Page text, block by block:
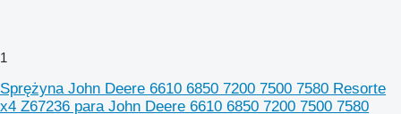
1
Sprężyna John Deere 6610 6850 7200 7500 7580 Resorte
x4 Z67236 para John Deere 6610 6850 7200 7500 7580